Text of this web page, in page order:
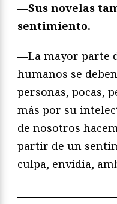
—Sus novelas
sentimiento.
—La mayor parte
humanos se
personas, pocas,
más por su
de nosotros
partir de un
culpa, envidia,